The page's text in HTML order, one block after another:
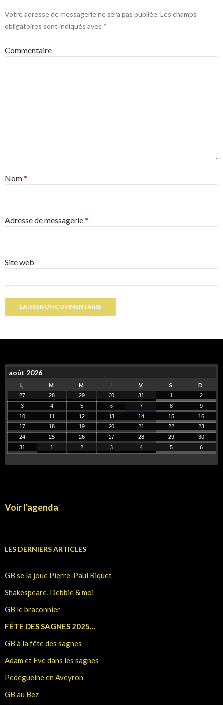
Votre adresse de messagerie ne sera pas publiée. Les champs
obligatoires sont indiqués avec *
Commentaire
Nom*
Adresse de messagerie*
Site web
août 2026
L M M J V S D
27 28 29 30 31 1
2
3
4 5 6 7 8
9
10
11 12 13 14 15
16
17
18 19 20 21 22
23
24
25 26 27 28 29
30
31
1 2 3 4 5 6
Voir l'agenda
LES DERNIERS ARTICLES
GB se la joue Pierre-Paul Riquet
Shakespeare, Debbie & moi
GB le braconnier
FÊTE DES SAGNES 2025…
GB à la fête des sagnes
Adam et Eve dans les sagnes
Pedegueine en Aveyron
GB au Bez